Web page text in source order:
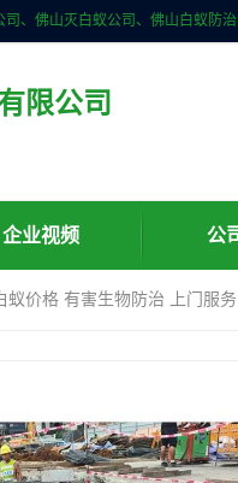
限公司
企业视频 公
蚁价格 有害生物防治 上门服